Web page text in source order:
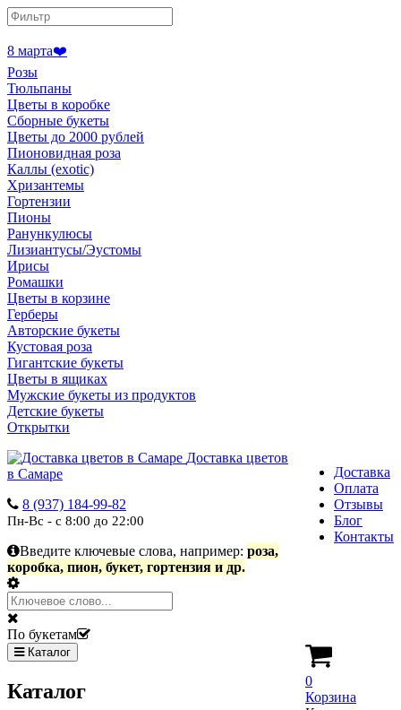
8 марта❤️
Розы
Тюльпаны
Цветы в коробке
Сборные букеты
Цветы до 2000 рублей
Пионовидная роза
Каллы (exotic)
Хризантемы
Гортензии
Пионы
Ранункулюсы
Лизиантусы/Эустомы
Ирисы
Ромашки
Цветы в корзине
Герберы
Авторские букеты
Кустовая роза
Гигантские букеты
Цветы в ящиках
Мужские букеты из продуктов
Детские букеты
Открытки
Доставка
Оплата
Отзывы
Блог
Контакты
Доставка цветов
в Самаре
8 (937) 184-99-82
Пн-Вс - с 8:00 до 22:00
Введите ключевые слова, например: роза,
коробка, пион, букет, гортензия и др.
По букетам
0
Корзина
Каталог
Каталог